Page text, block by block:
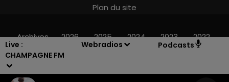
Live :
CHAMPAGNE FM
Webradios Podcasts
7h00 - 12h00
Plan du site
Archives 2026 2025 2024 2023 2022